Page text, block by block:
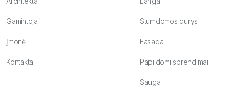
Gamintojai
Įmonė
Kontaktai
Stumdomos durys
Fasadai
Papildomi sprendimai
Sauga